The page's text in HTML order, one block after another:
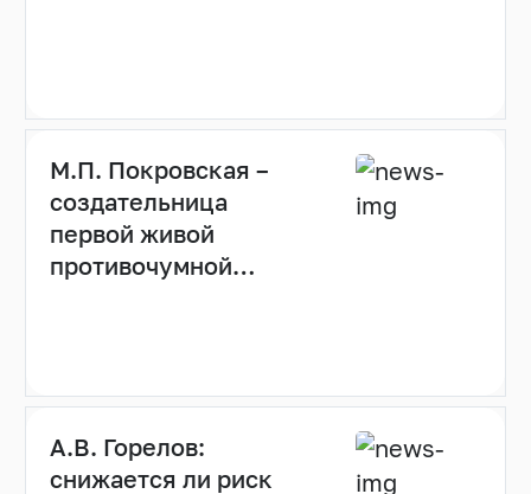
М.П. Покровская –
создательница
первой живой
противочумной
А.В. Горелов:
снижается ли риск